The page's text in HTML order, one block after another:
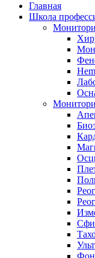
Главная
Школа